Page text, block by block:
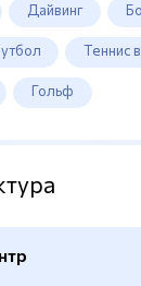
Дайвинг
Теннис
Гольф